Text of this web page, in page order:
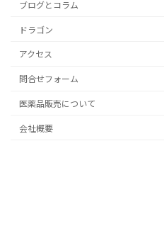
ブログとコラム
ドラゴン
アクセス
問合せフォーム
医薬品販売について
会社概要